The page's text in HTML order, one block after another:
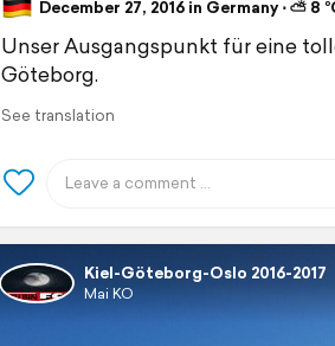
December 27, 2016 in Germany ⋅ ⛅ 8
Unser Ausgangspunkt für eine
Göteborg.
See translation
Kiel-Göteborg-Oslo 2016-2017
Mai KO